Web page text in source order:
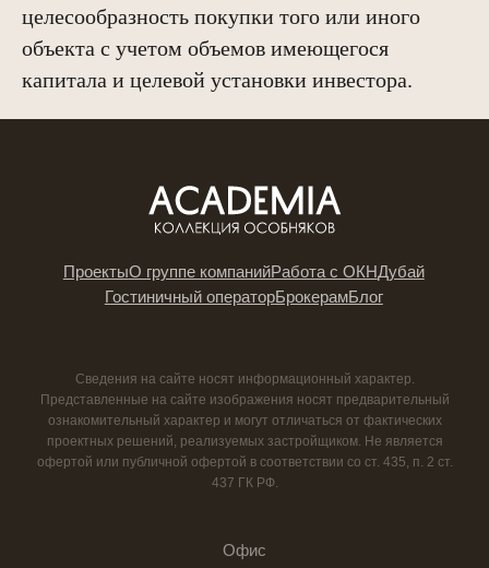
целесообразность покупки того или иного
объекта с учетом объемов имеющегося
капитала и целевой установки инвестора.